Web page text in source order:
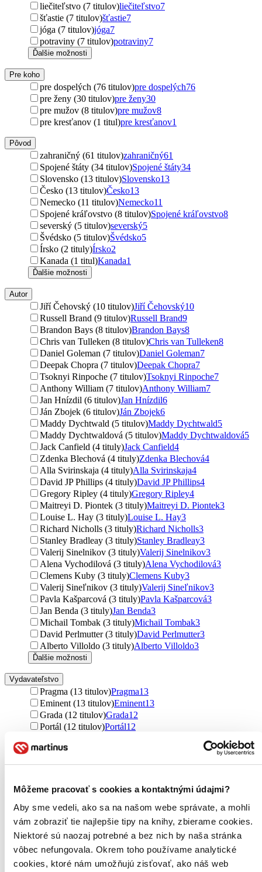
Môžeme pracovať s cookies a kontaktnými údajmi?
Aby sme vedeli, ako sa na našom webe správate, a mohli
vám zobraziť tie najlepšie tipy na knihy, zbierame cookies.
Niektoré sú naozaj potrebné a bez nich by naša stránka
vôbec nefungovala. Okrem toho používame analytické
cookies, ktoré nám umožňujú zisťovať, ako náš web
liečiteľstvo (7 titulov)liečiteľstvo7
šťastie (7 titulov)šťastie7
jóga (7 titulov)jóga7
potraviny (7 titulov)potraviny7
Ďalšie možnosti
Pre koho
pre dospelých (76 titulov)pre dospelých76
pre ženy (30 titulov)pre ženy30
pre mužov (8 titulov)pre mužov8
pre kresťanov (1 titul)pre kresťanov1
Pôvod
zahraničný (61 titulov)zahraničný61
Spojené štáty (34 titulov)Spojené štáty34
Slovensko (13 titulov)Slovensko13
Česko (13 titulov)Česko13
Nemecko (11 titulov)Nemecko11
Spojené kráľovstvo (8 titulov)Spojené kráľovstvo8
severský (5 titulov)severský5
Švédsko (5 titulov)Švédsko5
Írsko (2 tituly)Írsko2
Kanada (1 titul)Kanada1
Ďalšie možnosti
Autor
Jiří Čehovský (10 titulov)Jiří Čehovský10
Russell Brand (9 titulov)Russell Brand9
Brandon Bays (8 titulov)Brandon Bays8
Chris van Tulleken (8 titulov)Chris van Tulleken8
Daniel Goleman (7 titulov)Daniel Goleman7
Deepak Chopra (7 titulov)Deepak Chopra7
Tsoknyi Rinpoche (7 titulov)Tsoknyi Rinpoche7
Anthony William (7 titulov)Anthony William7
Jan Hnízdil (6 titulov)Jan Hnízdil6
Ján Zbojek (6 titulov)Ján Zbojek6
Maddy Dychtwald (5 titulov)Maddy Dychtwald5
Maddy Dychtwaldová (5 titulov)Maddy Dychtwaldová5
Jack Canfield (4 tituly)Jack Canfield4
Zdenka Blechová (4 tituly)Zdenka Blechová4
Alla Svirinskaja (4 tituly)Alla Svirinskaja4
David JP Phillips (4 tituly)David JP Phillips4
Gregory Ripley (4 tituly)Gregory Ripley4
Maitreyi D. Piontek (3 tituly)Maitreyi D. Piontek3
Louise L. Hay (3 tituly)Louise L. Hay3
Richard Nicholls (3 tituly)Richard Nicholls3
Stanley Bradleay (3 tituly)Stanley Bradleay3
Valerij Sinelnikov (3 tituly)Valerij Sinelnikov3
Alena Vychodilová (3 tituly)Alena Vychodilová3
Clemens Kuby (3 tituly)Clemens Kuby3
Valerij Sineľnikov (3 tituly)Valerij Sineľnikov3
Pavla Kašparcová (3 tituly)Pavla Kašparcová3
Jan Benda (3 tituly)Jan Benda3
Michail Tombak (3 tituly)Michail Tombak3
David Perlmutter (3 tituly)David Perlmutter3
Alberto Villoldo (3 tituly)Alberto Villoldo3
Ďalšie možnosti
Vydavateľstvo
Pragma (13 titulov)Pragma13
Eminent (13 titulov)Eminent13
Grada (12 titulov)Grada12
Portál (12 titulov)Portál12
BETA - Dobrovský 11
ANAG (11 titulov)
Fontána (8 titulov)
Fontána
8
Metafora (8 titulov)
Nakladatelství Lidové noviny (6 titulov)Nakladatelství
Lidové noviny 6
Paco Fin (6 titulov)
Paco Fin
Maitrea (5 titulov)
NOXI (4 tituly)NOXI4
CAD PRESS (4 tituly)CAD PRESS 4